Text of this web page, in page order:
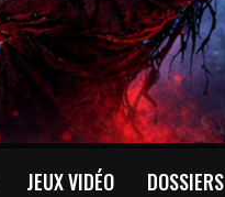
JEUX VIDÉO DOSSIERS